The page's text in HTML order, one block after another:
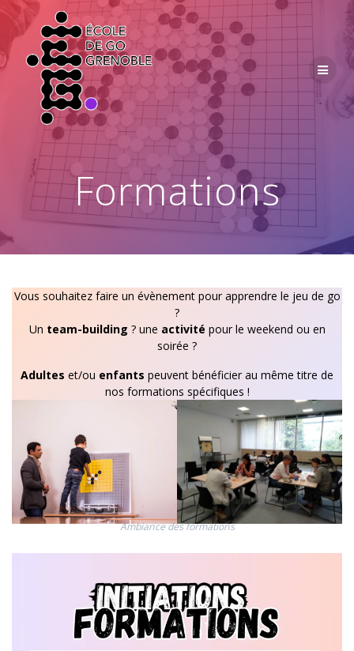
Passer
au
contenu
Formations
Vous souhaitez faire un évènement pour apprendre le jeu de go
?
Un team-building ? une activité pour le weekend ou en
soirée ?
Adultes et/ou enfants peuvent bénéficier au même titre de
nos formations spécifiques !
Ambiance des formations